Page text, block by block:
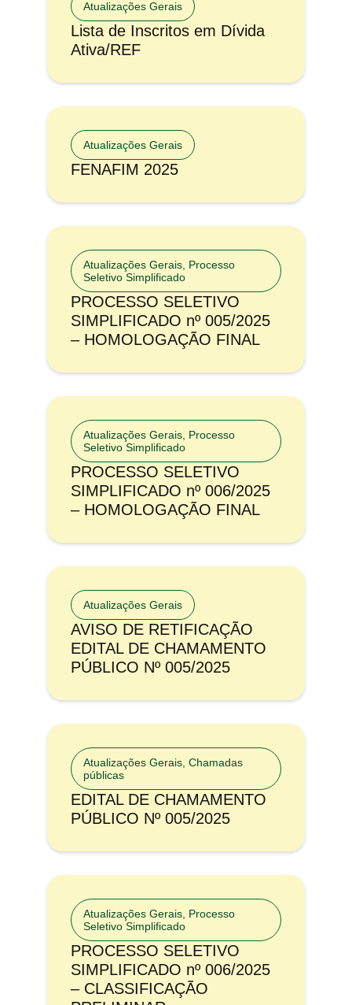
Atualizações Gerais
Lista de Inscritos em Dívida
Ativa/REF
Atualizações Gerais
FENAFIM 2025
Atualizações Gerais Processo
Seletivo Simplificado
PROCESSO SELETIVO
SIMPLIFICADO nº 005/2025
– HOMOLOGAÇÃO FINAL
Atualizações Gerais Processo
Seletivo Simplificado
PROCESSO SELETIVO
SIMPLIFICADO nº 006/2025
– HOMOLOGAÇÃO FINAL
Atualizações Gerais
AVISO DE RETIFICAÇÃO
EDITAL DE CHAMAMENTO
PÚBLICO Nº 005/2025
Atualizações Gerais Chamadas
públicas
EDITAL DE CHAMAMENTO
PÚBLICO Nº 005/2025
Atualizações Gerais Processo
Seletivo Simplificado
PROCESSO SELETIVO
SIMPLIFICADO nº 006/2025
– CLASSIFICAÇÃO